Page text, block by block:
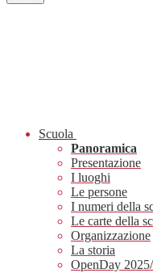
Scuola
Panoramica
Presentazione
I luoghi
Le persone
I numeri della
Le carte della
Organizzazione
La storia
OpenDay